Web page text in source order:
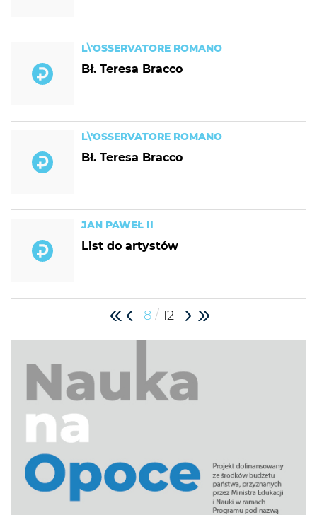
L\'OSSERVATORE ROMANO
Bł. Teresa Bracco
L\'OSSERVATORE ROMANO
Bł. Teresa Bracco
JAN PAWEŁ II
List do artystów
8 / 12